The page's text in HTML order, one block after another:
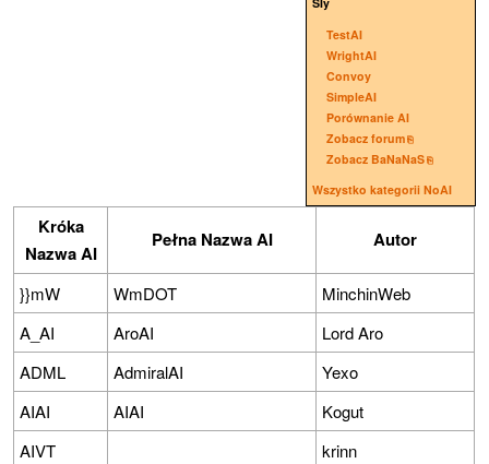
TestAI
WrightAI
Convoy
SimpleAI
Porównanie AI
Zobacz forum
Zobacz BaNaNaS
Wszystko kategorii NoAI
Króka
Nazwa AI
Pełna Nazwa AI Autor
}}mW WmDOT
MinchinWeb
A_AI
AroAI
Lord Aro
ADML
AdmiralAI
Yexo
AIAI
AIAI
Kogut
AIVT
krinn